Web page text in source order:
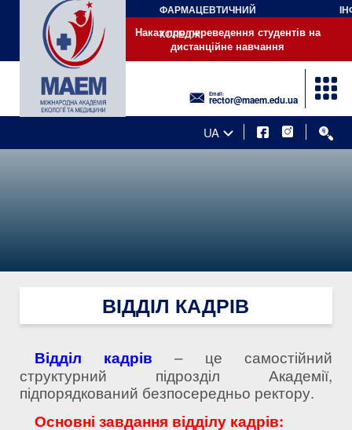
ФАРМАЦЕВТИЧНИЙ
КОЛЕДЖ
Наказ про переведення студентів на
дистанційне навчання
Email:
rector@maem.edu.ua
UA
Наказ про переведення студентів на дистанційне навчання
ВІДДІЛ КАДРІВ
Відділ кадрів – це самостійний
структурний підрозділ Академії,
підпорядкований безпосередньо ректору.
Основні завдання відділу кадрів: